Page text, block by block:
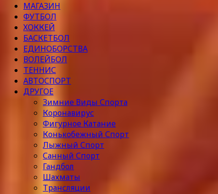
МАГАЗИН
ФУТБОЛ
ХОККЕЙ
БАСКЕТБОЛ
ЕДИНОБОРСТВА
ВОЛЕЙБОЛ
ТЕННИС
АВТОСПОРТ
ДРУГОЕ
Зимние Виды Спорта
Коронавирус
Фигурное Катание
Конькобежный Спорт
Лыжный Спорт
Санный Спорт
Гандбол
Шахматы
Трансляции